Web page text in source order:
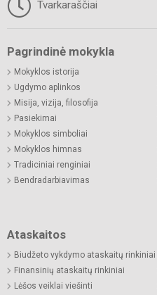
Tvarkaraščiai
Pagrindinė mokykla
Mokyklos istorija
Ugdymo aplinkos
Misija, vizija, filosofija
Pasiekimai
Mokyklos simboliai
Mokyklos himnas
Tradiciniai renginiai
Bendradarbiavimas
Ataskaitos
Biudžeto vykdymo ataskaitų rinkiniai
Finansinių ataskaitų rinkiniai
Lėšos veiklai viešinti